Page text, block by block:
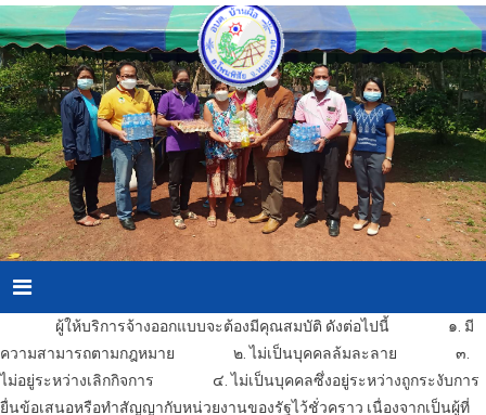
Skip
to
content
Menu
ผู้ให้บริการจ้างออกแบบจะต้องมีคุณสมบัติ ดังต่อไปนี้
๑. มี
ความสามารถตามกฎหมาย
๒. ไม่เป็นบุคคลล้มละลาย
๓.
ไม่อยู่ระหว่างเลิกกิจการ
๔. ไม่เป็นบุคคลซึ่งอยู่ระหว่างถูกระงับการ
ยื่นข้อเสนอหรือทำสัญญากับหน่วยงานของรัฐไว้ชั่วคราว เนื่องจากเป็นผู้ที่